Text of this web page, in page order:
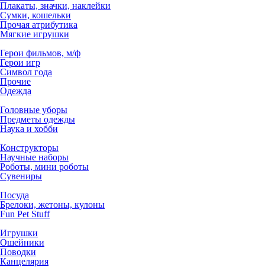
Плакаты, значки, наклейки
Сумки, кошельки
Прочая атрибутика
Мягкие игрушки
Герои фильмов, м/ф
Герои игр
Символ года
Прочие
Одежда
Головные уборы
Предметы одежды
Наука и хобби
Конструкторы
Научные наборы
Роботы, мини роботы
Сувениры
Посуда
Брелоки, жетоны, кулоны
Fun Pet Stuff
Игрушки
Ошейники
Поводки
Канцелярия